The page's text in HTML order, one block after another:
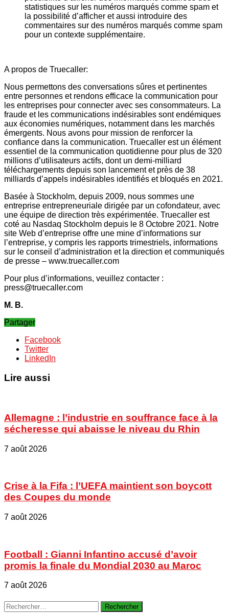
statistiques sur les numéros marqués comme spam et
la possibilité d’afficher et aussi introduire des
commentaires sur des numéros marqués comme spam
pour un contexte supplémentaire.
A propos de Truecaller:
Nous permettons des conversations sûres et pertinentes
entre personnes et rendons efficace la communication pour
les entreprises pour connecter avec ses consommateurs. La
fraude et les communications indésirables sont endémiques
aux économies numériques, notamment dans les marchés
émergents. Nous avons pour mission de renforcer la
confiance dans la communication. Truecaller est un élément
essentiel de la communication quotidienne pour plus de 320
millions d’utilisateurs actifs, dont un demi-milliard
téléchargements depuis son lancement et près de 38
milliards d’appels indésirables identifiés et bloqués en 2021.
Basée à Stockholm, depuis 2009, nous sommes une
entreprise entrepreneuriale dirigée par un cofondateur, avec
une équipe de direction très expérimentée. Truecaller est
coté au Nasdaq Stockholm depuis le 8 Octobre 2021. Notre
site Web d’entreprise offre une mine d’informations sur
l’entreprise, y compris les rapports trimestriels, informations
sur le conseil d’administration et la direction et communiqués
de presse – www.truecaller.com
Pour plus d’informations, veuillez contacter :
press@truecaller.com
M. B.
Partager
Facebook
Twitter
LinkedIn
Lire aussi
Allemagne : l’industrie en souffrance face à la
sécheresse qui abaisse le niveau du Rhin
7 août 2026
Crise à la Fifa : l’UEFA maintient son boycott
des Coupes du monde
7 août 2026
Football : Gianni Infantino accusé d’avoir
promis la finale du Mondial 2030 au Maroc
7 août 2026
Rechercher :